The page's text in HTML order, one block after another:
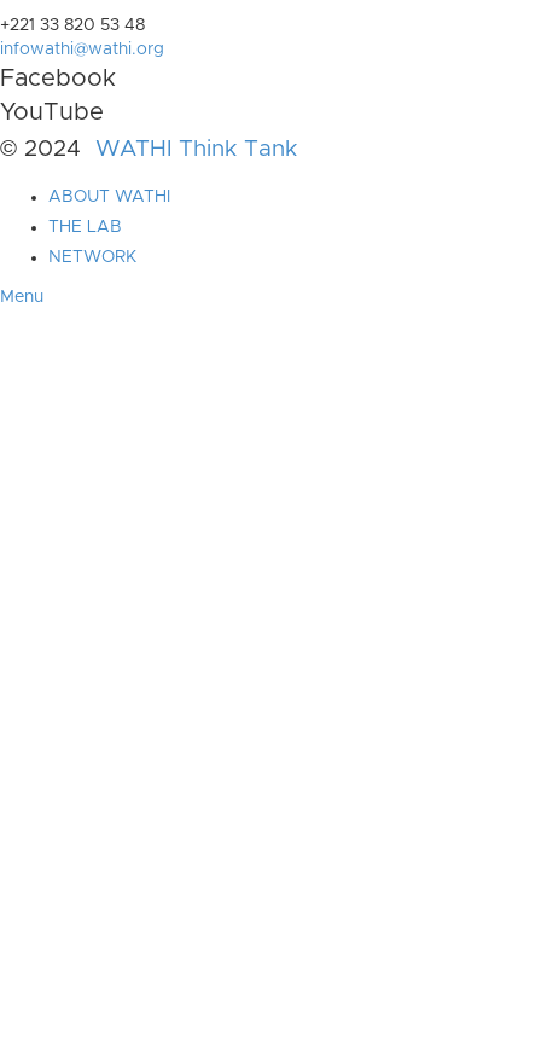
+221 33 820 53 48
infowathi@wathi.org
Facebook
YouTube
© 2024 WATHI Think Tank
ABOUT WATHI
THE LAB
NETWORK
Menu